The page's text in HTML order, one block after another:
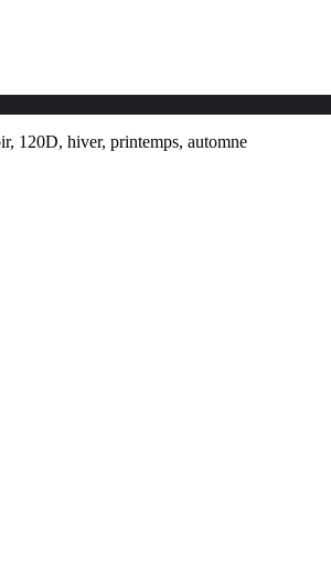
120D, hiver, printemps, automne